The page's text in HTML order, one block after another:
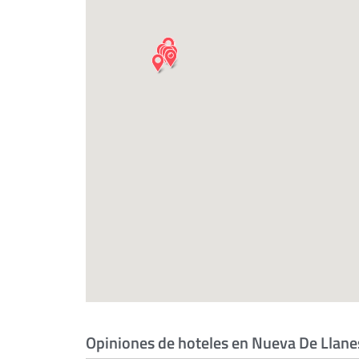
Opiniones de hoteles en Nueva De